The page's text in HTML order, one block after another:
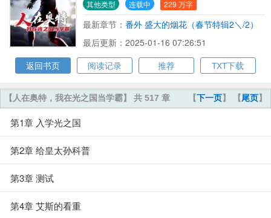
其他类型 连载中 229 万字
最新章节： 番外 盛大的烟花（春节特辑2＼/2）
最后更新：2025-01-16 07:26:51
返回书页
阅读记录 推荐 TXT下载
【下一页】 【尾页】
【人在奥特，我在光之国当学霸】 共 517 章
第1章 入学光之国
第2章 给皇太孙科普
第3章 测试
第4章 艾斯的看重